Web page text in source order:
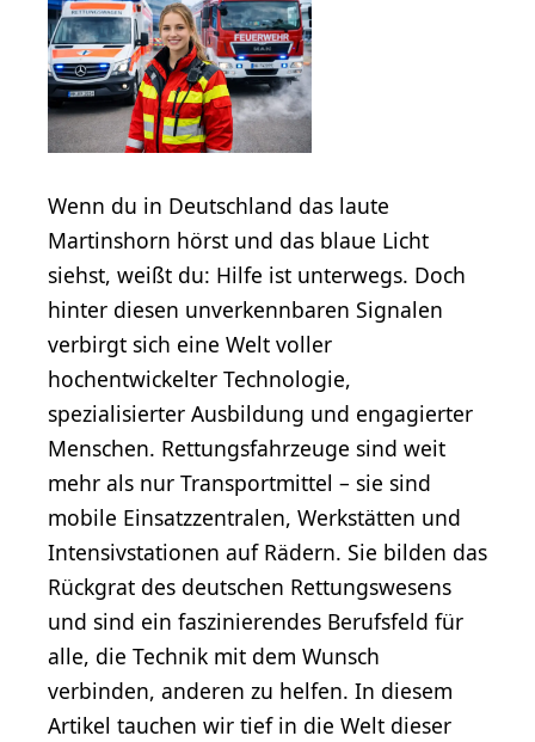
Wenn du in Deutschland das laute
Martinshorn hörst und das blaue Licht
siehst, weißt du: Hilfe ist unterwegs. Doch
hinter diesen unverkennbaren Signalen
verbirgt sich eine Welt voller
hochentwickelter Technologie,
spezialisierter Ausbildung und engagierter
Menschen. Rettungsfahrzeuge sind weit
mehr als nur Transportmittel – sie sind
mobile Einsatzzentralen, Werkstätten und
Intensivstationen auf Rädern. Sie bilden das
Rückgrat des deutschen Rettungswesens
und sind ein faszinierendes Berufsfeld für
alle, die Technik mit dem Wunsch
verbinden, anderen zu helfen. In diesem
Artikel tauchen wir tief in die Welt dieser